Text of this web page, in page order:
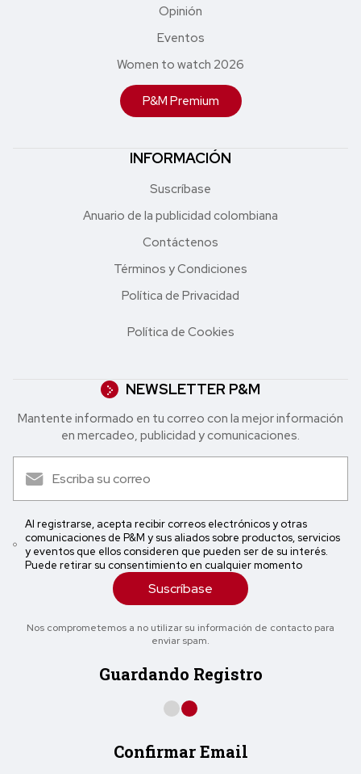
Opinión
Eventos
Women to watch 2026
P&M Premium
INFORMACIÓN
Suscríbase
Anuario de la publicidad colombiana
Contáctenos
Términos y Condiciones
Política de Privacidad
Política de Cookies
NEWSLETTER P&M
Mantente informado en tu correo con la mejor in formación
en mercadeo, publicidad y comunicaciones.
Al registrarse, acepta recibir correos electrónicos y otras
comunicaciones de P&M y sus aliados sobre productos, servicios
y eventos que ellos consideren que pueden ser de su interés.
Puede retirar su consentimiento en cualquier momento
Suscríbase
Nos comprometemos a no utilizar su información de contacto para
enviar spam.
Guardando Registro
Confirmar Email